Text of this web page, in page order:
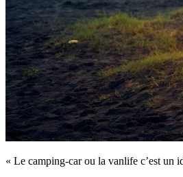
« Le camping-car ou la vanlife c’est un